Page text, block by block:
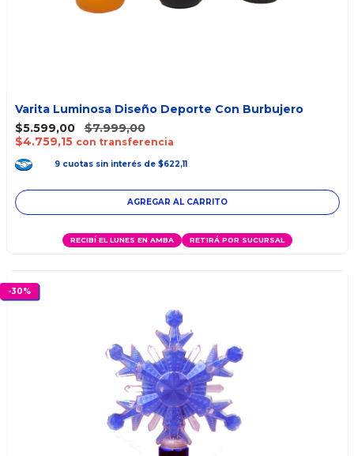
Varita Luminosa Diseño Deporte Con Burbujero
$5.599,00
$7.999,00
$4.759,15 con transferencia
9 cuotas sin interés de $622,11
RECIBÍ EL LUNES EN AMBA RETIRÁ POR SUCURSAL
-30%